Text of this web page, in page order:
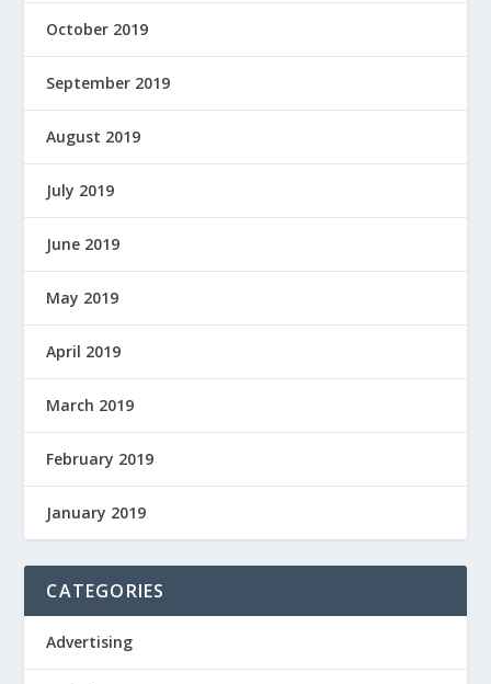
October 2019
September 2019
August 2019
July 2019
June 2019
May 2019
April 2019
March 2019
February 2019
January 2019
CATEGORIES
Advertising